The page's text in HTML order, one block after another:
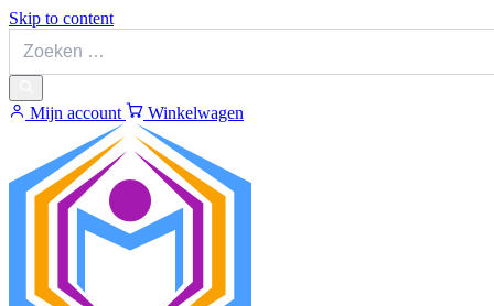
Skip to content
Mijn account Winkelwagen